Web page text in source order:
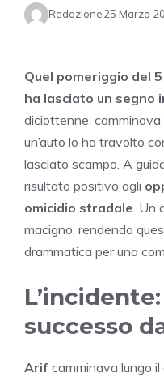
Redazione25 Marzo
Quel pomeriggio del
ha lasciato un segno
diciottenne,
un’auto lo ha travolto
lasciato scampo. A
risultato positivo agli
omicidio stradale .
macigno, rendendo
drammatica per una
successo
Arif camminava lungo il